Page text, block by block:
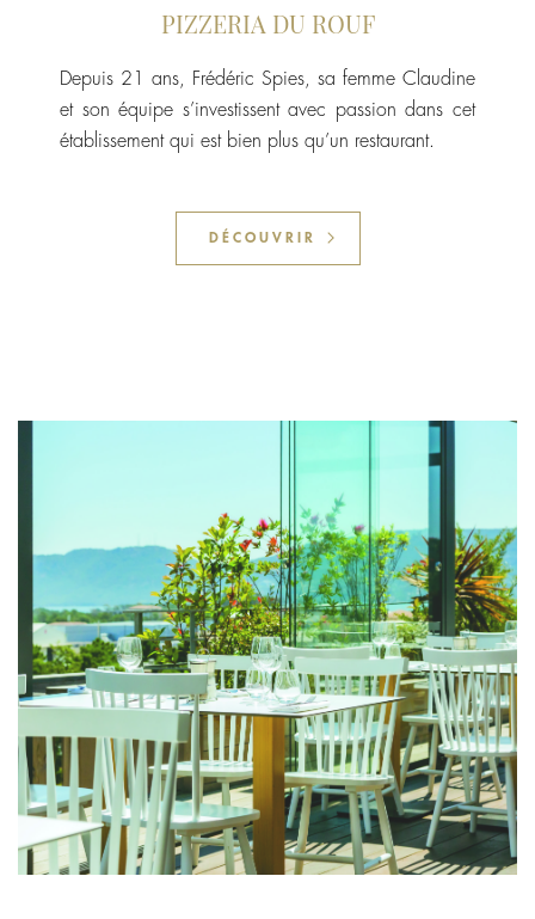
PIZZERIA DU ROUF
Depuis 21 ans, Frédéric Spies, sa femme Claudine
et son équipe s’investissent avec passion dans cet
établissement qui est bien plus qu’un restaurant.
DÉCOUVRIR